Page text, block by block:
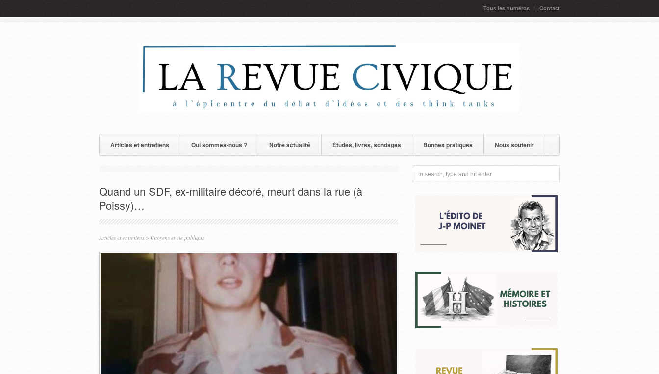
Tous les numéros Contact
Articles et entretiens Qui sommes-nous ? Notre actualité Études, livres, sondages Bonnes pratiques Nous soutenir
Quand un SDF, ex-militaire décoré, meurt dans la rue (à
Poissy)…
Articles et entretiens > Citoyens et vie publique